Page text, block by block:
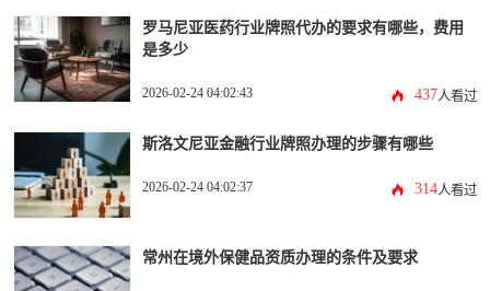
罗马尼亚医药行业牌照代办的要求有哪些，费用
是多少
2026-02-24 04:02:43 437人看过
斯洛文尼亚金融行业牌照办理的步骤有哪些
2026-02-24 04:02:37 314人看过
常州在境外保健品资质办理的条件及要求